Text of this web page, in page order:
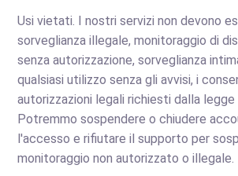
Usi vietati. I nostri servizi non devono
sorveglianza illegale, monitoraggio di
senza autorizzazione, sorveglianza
qualsiasi utilizzo senza gli avvisi, i
autorizzazioni legali richiesti dalla legge
Potremmo sospendere o chiudere
l'accesso e rifiutare il supporto per
monitoraggio non autorizzato o illegale.